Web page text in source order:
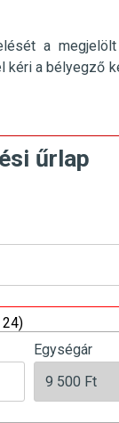
a megjelölt
kéri a bélyegző
űrlap
Egységár